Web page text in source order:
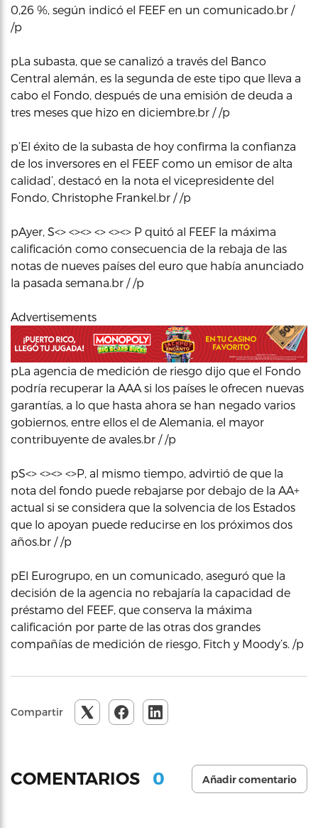
0,26 %, según indicó el FEEF en un comunicado.br /
/p
pLa subasta, que se canalizó a través del Banco
Central alemán, es la segunda de este tipo que lleva a
cabo el Fondo, después de una emisión de deuda a
tres meses que hizo en diciembre.br / /p
p’El éxito de la subasta de hoy confirma la confianza
de los inversores en el FEEF como un emisor de alta
calidad’, destacó en la nota el vicepresidente del
Fondo, Christophe Frankel.br / /p
pAyer, S<> <><> <> <><> P quitó al FEEF la máxima
calificación como consecuencia de la rebaja de las
notas de nueves países del euro que había anunciado
la pasada semana.br / /p
Advertisements
pLa agencia de medición de riesgo dijo que el Fondo
podría recuperar la AAA si los países le ofrecen nuevas
garantías, a lo que hasta ahora se han negado varios
gobiernos, entre ellos el de Alemania, el mayor
contribuyente de avales.br / /p
pS<> <><> <>P, al mismo tiempo, advirtió de que la
nota del fondo puede rebajarse por debajo de la AA+
actual si se considera que la solvencia de los Estados
que lo apoyan puede reducirse en los próximos dos
años.br / /p
pEl Eurogrupo, en un comunicado, aseguró que la
decisión de la agencia no rebajaría la capacidad de
préstamo del FEEF, que conserva la máxima
calificación por parte de las otras dos grandes
compañías de medición de riesgo, Fitch y Moody’s. /p
Compartir
COMENTARIOS 0 Añadir comentario